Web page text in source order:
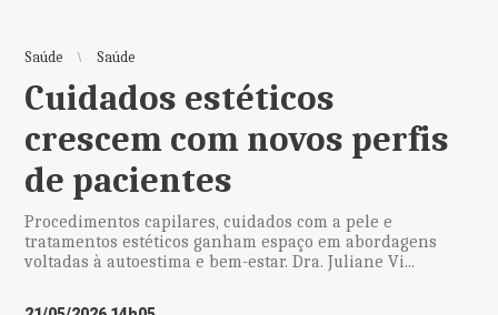
Saúde Saúde
Cuidados estéticos
crescem com novos perfis
de pacientes
Procedimentos capilares, cuidados com a pele e
tratamentos estéticos ganham espaço em abordagens
voltadas à autoestima e bem-estar. Dra. Juliane Vi...